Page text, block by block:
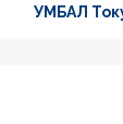
УМБАЛ